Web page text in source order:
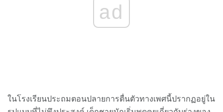
ad
ในโรงเรียนประถมตอนปลายการตื่นตัวทางเพศนี้ปรากฏอยู่ใน